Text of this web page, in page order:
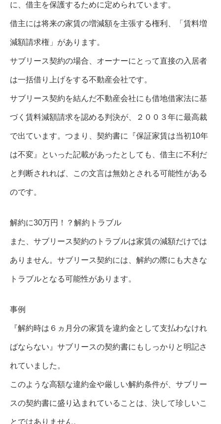
に、借主を保護するために定められています。
借主には将来の家賃の増減額を主張する権利、「賃料増
減額請求権」があります。
サブリース契約の場合、オーナーにとって直接の入居者
は一括借り上げをする不動産会社です。
サブリース契約を結んだ不動産会社にも借地借家法に基
づく賃料減額請求を認める判決が、２００３年に最高裁
で出ています。つまり、契約書に『保証家賃は当初10年
は不変』といった記載があったとしても、借主に不利だ
と判断されれば、この文言は無効とされる可能性がある
のです。
解約に30万円！？解約トラブル
また、サブリース契約のトラブルは家賃の減額だけでは
ありません。サブリース契約には、解約の際にも大きな
トラブルとなる可能性があります。
事例
『解約時は６ヵ月分の家賃を違約金として支払わなけれ
ばならない』サブリースの契約書にもしっかりと明記さ
れていました。
このような高額な違約金や厳しい解約条件が、サブリー
スの契約書に盛り込まれていることは、決して珍しいこ
とではありません。